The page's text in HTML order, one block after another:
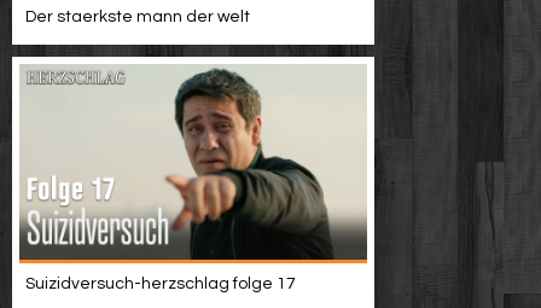
Der staerkste mann der welt
Suizidversuch-herzschlag folge 17